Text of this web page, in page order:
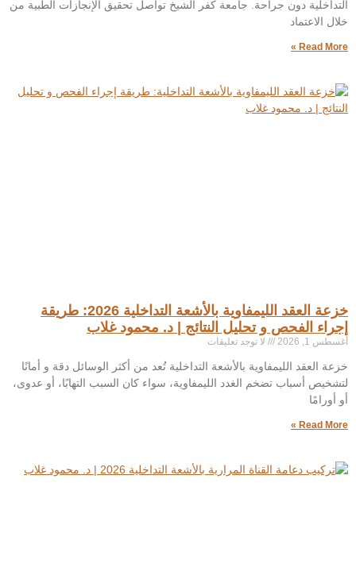
التداخلية دون جراحة. جامعة كفر الشيخ تواصل تحقيق الإنجازات الطبية من
خلال الاعتماد
Read More »
خزعة العقد الليمفاوية بالأشعة التداخلية 2026: طريقة
إجراء الفحص و تحليل النتائج | د. محمود غلاب
أغسطس 1, 2026 لا توجد تعليقات
خزعة العقد الليمفاوية بالأشعة التداخلية تُعد من أكثر الوسائل دقة و أمانًا
لتشخيص أسباب تضخم الغدد الليمفاوية، سواء كان السبب التهابًا، أو عدوى،
أو أورامًا
Read More »